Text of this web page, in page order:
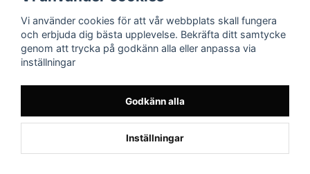
Powered by Nyehandel AB
Vi använder cookies för att vår webbplats skall fungera
och erbjuda dig bästa upplevelse. Bekräfta ditt samtycke
genom att trycka på godkänn alla eller anpassa via
inställningar
Godkänn alla
Inställningar